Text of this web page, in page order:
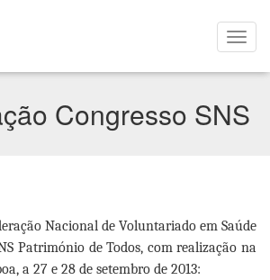
Congresso SNS
Nacional de Voluntariado em Saúde
Património de Todos, com realização na
a 27 e 28 de setembro de 2013: